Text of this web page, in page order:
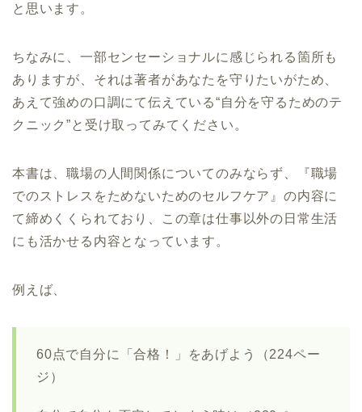
と思います。
ちなみに、一部センセーショナルに感じられる箇所も
ありますが、それは著者があなたを守りたいがため、
あえて強めの口調にて伝えている“自分を守るためのテ
クニック”と受け取ってみてください。
本書は、職場の人間関係についてのみならず、『職場
でのストレスをためないためのセルフケア』の内容に
て締めくくられており、この章は仕事以外の日常生活
にも活かせる内容となっています。
例えば、
60点で自分に「合格！」をあげよう（224ペー
ジ）